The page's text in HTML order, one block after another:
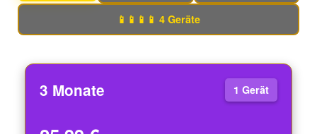
📱📱📱📱 4 Geräte
3 Monate 1 Gerät